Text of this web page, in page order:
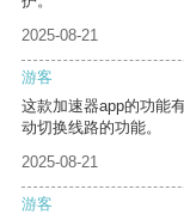
2025-08-21
游客
这款加速器app的功能
动切换线路的功能。
2025-08-21
游客